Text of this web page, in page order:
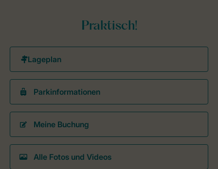
Praktisch!
Parkinformationen
Meine Buchung
Alle Fotos und Videos